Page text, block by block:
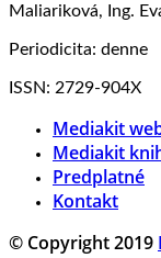
Maliariková, Ing.
Periodicita: denne
ISSN: 2729-904X
Mediakit
Mediakit
Predplatné
Kontakt
© Copyright 2019